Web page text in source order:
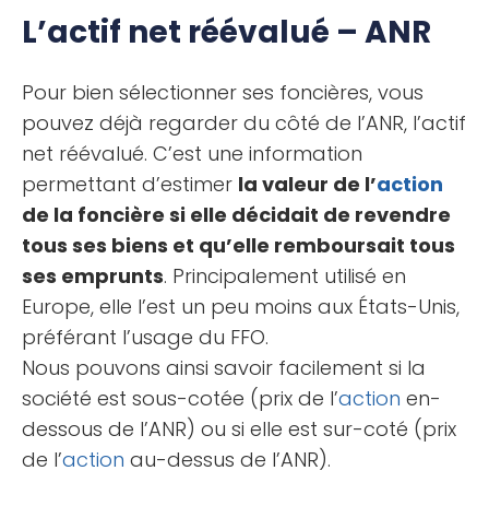
L’actif net réévalué – ANR
Pour bien sélectionner ses foncières, vous
pouvez déjà regarder du côté de l’ANR, l’actif
net réévalué. C’est une information
permettant d’estimer la valeur de l’action
de la foncière si elle décidait de revendre
tous ses biens et qu’elle remboursait tous
ses emprunts. Principalement utilisé en
Europe, elle l’est un peu moins aux États-Unis,
préférant l’usage du FFO.
Nous pouvons ainsi savoir facilement si la
société est sous-cotée (prix de l’action en-
dessous de l’ANR) ou si elle est sur-coté (prix
de l’action au-dessus de l’ANR).